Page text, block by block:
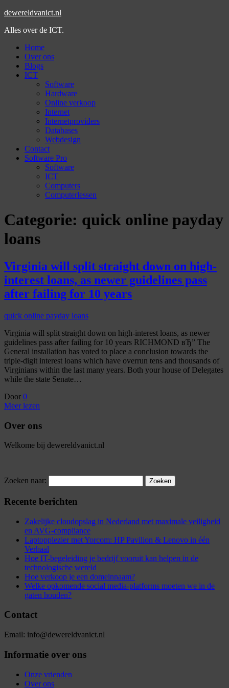
dewereldvanict.nl
Alles over de ICT.
Home
Over ons
Blogs
ICT
Software
Hardware
Online verkoop
Internet
Internetproviders
Databases
Webdesign
Contact
Software Pro
Software
ICT
Computers
Computerlessen
Categorie: quick online payday
loans
Virginia will split straight down on high-
interest loans, as newer guidelines pass
after failing for 10 years
quick online payday loans
Virginia will split straight down on high-interest loans, as newer
guidelines pass after failing for 10 years RICHMOND вЂ” The
General installation has voted to place a conclusion towards the
triple-digit interest loans which have overrun tens and thousands of
Virginians within the last many years. Both your house of Delegates
while the state Senate…
Door 0
Meer lezen
Over ons
Welkome bij dewereldvanict.nl
Zoeken naar:
Recente berichten
Zakelijke cloudopslag in Nederland met maximale veiligheid
en AVG-compliance
Laptopplezier met Yorcom: HP Pavilion & Lenovo in één
Verhaal
Hoe IT-begeleiding je bedrijf vooruit kan helpen in de
technologische wereld
Hoe verkoop je een domeinnaam?
Welke opkomende social media-platforms moeten we in de
gaten houden?
Contact
Email: info@dewereldvanict.nl
Informatie over ons
Onze vrienden
Over ons